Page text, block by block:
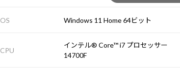
OS Windows 11 Home 64ビット
CPU
インテル® Core™ i7 プロセッサー
14700F